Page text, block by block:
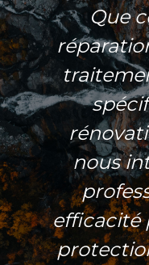
Que
nous
efficacité